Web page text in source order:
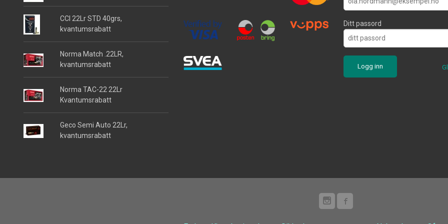
CCI 22Lr STD 40grs,
kvantumsrabatt
Norma Match .22LR,
kvantumsrabatt
Norma TAC-22 22Lr
Kvantumsrabatt
Geco Semi Auto 22Lr,
kvantumsrabatt
Ditt passord